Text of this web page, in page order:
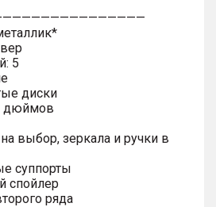
5
диски
дюймов
выбор, зеркала и ручки в
суппорты
спойлер
ряда